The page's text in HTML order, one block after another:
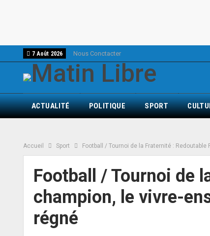
7 Août 2026 Nous Conctacter
ACTUALITÉ POLITIQUE SPORT
Accueil Sport Football / Tournoi de la Fraternité : Redoutable
Football / Tournoi de
champion, le vivre-
régné